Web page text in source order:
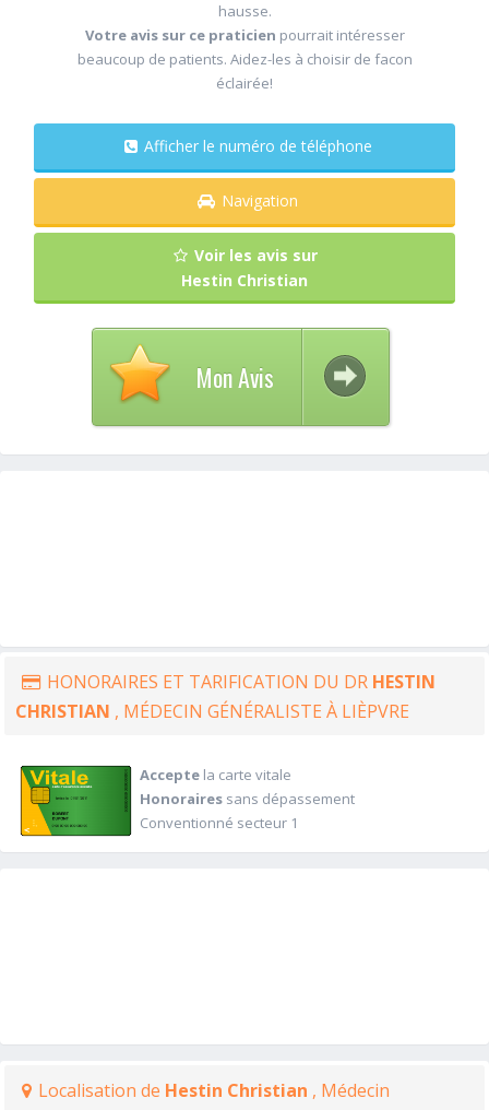
hausse.
Votre avis sur ce praticien pourrait intéresser
beaucoup de patients. Aidez-les à choisir de facon
éclairée!
Afficher le numéro de téléphone
Navigation
Voir les avis sur
Hestin Christian
Mon Avis
HONORAIRES ET TARIFICATION DU DR HESTIN
CHRISTIAN , MÉDECIN GÉNÉRALISTE À LIÈPVRE
Acceptela carte vitale
Honorairessans dépassement
Conventionné secteur 1
Localisation de Hestin Christian , Médecin